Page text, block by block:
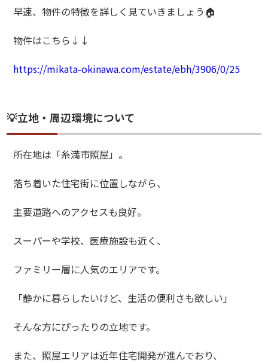
早速、物件の特徴を詳しく見ていきましょう🏠
物件はこちら↓↓
https://mikata-okinawa.com/estate/ebh/3906/0/25
💡立地・周辺環境について
所在地は「糸満市照屋」。
落ち着いた住宅街に位置しながら、
主要道路へのアクセスも良好。
スーパーや学校、医療施設も近く、
ファミリー層に人気のエリアです。
「静かに暮らしたいけど、生活の便利さも欲しい」
そんな方にぴったりの立地です。
また、照屋エリアは近年住宅開発が進んでおり、